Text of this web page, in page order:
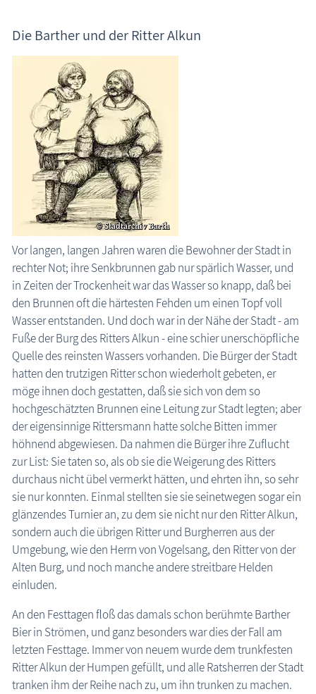
Vinetablick
Die Wundereiche
Maria Pomerana Miraculosa / Kenz
Sagen Fischland-Darß-Zingst
Der Traum von Troja
Molli
Das Wafeln
Kranich Grus grus
Maritimes
Sehenswertes
Traditionelles
Zeitzeugen
Begriffe erklärt
Veranstaltungen
Blog
Die Barther und der Ritter Alkun
Vor langen, langen Jahren waren die Bewohner der Stadt in
rechter Not; ihre Senkbrunnen gab nur spärlich Wasser, und
in Zeiten der Trockenheit war das Wasser so knapp, daß bei
den Brunnen oft die härtesten Fehden um einen Topf voll
Wasser entstanden. Und doch war in der Nähe der Stadt - am
Fuße der Burg des Ritters Alkun - eine schier unerschöpfliche
Quelle des reinsten Wassers vorhanden. Die Bürger der Stadt
hatten den trutzigen Ritter schon wiederholt gebeten, er
möge ihnen doch gestatten, daß sie sich von dem so
hochgeschätzten Brunnen eine Leitung zur Stadt legten; aber
der eigensinnige Rittersmann hatte solche Bitten immer
höhnend abgewiesen. Da nahmen die Bürger ihre Zuflucht
zur List: Sie taten so, als ob sie die Weigerung des Ritters
durchaus nicht übel vermerkt hätten, und ehrten ihn, so sehr
sie nur konnten. Einmal stellten sie sie seinetwegen sogar ein
glänzendes Turnier an, zu dem sie nicht nur den Ritter Alkun,
sondern auch die übrigen Ritter und Burgherren aus der
Umgebung, wie den Herrn von Vogelsang, den Ritter von der
Alten Burg, und noch manche andere streitbare Helden
einluden.
An den Festtagen floß das damals schon berühmte Barther
Bier in Strömen, und ganz besonders war dies der Fall am
letzten Festtage. Immer von neuem wurde dem trunkfesten
Ritter Alkun der Humpen gefüllt, und alle Ratsherren der Stadt
tranken ihm der Reihe nach zu, um ihn trunken zu machen.